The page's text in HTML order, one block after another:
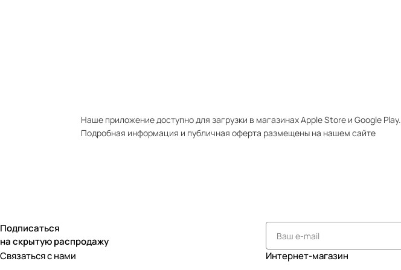
Наше приложение доступно для загрузки в магазинах Apple Store и Google Play.
Подробная информация и публичная оферта размещены на нашем сайте
Подписаться
на скрытую распродажу
Связаться с нами
Интернет-магазин